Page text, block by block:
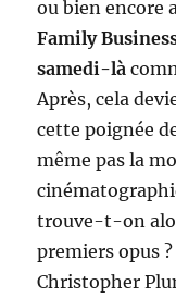
ou bien encore
Family
samedi-là
Après, cela
cette poignée
même pas la
trouve-t-on
premiers opus
Christopher